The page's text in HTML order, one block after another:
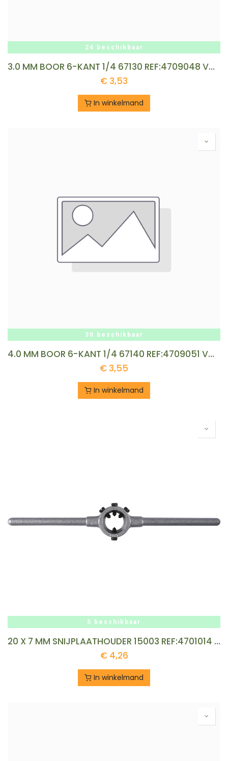
24 beschikbaar
3.0 MM BOOR 6-KANT 1/4 67130 REF:4709048 VOELKEL
€ 3,53
In winkelmand
30 beschikbaar
4.0 MM BOOR 6-KANT 1/4 67140 REF:4709051 VOELKEL
€ 3,55
In winkelmand
5 beschikbaar
20 X 7 MM SNIJPLAATHOUDER 15003 REF:4701014 VOELKEL
€ 4,26
In winkelmand